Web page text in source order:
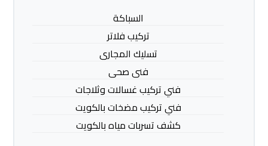
السباكة
تركيب فلاتر
تسليك المجارى
فنى صحى
فني تركيب غسالات وثلاجات
فني تركيب مضخات بالكويت
كشف تسربات مياه بالكويت